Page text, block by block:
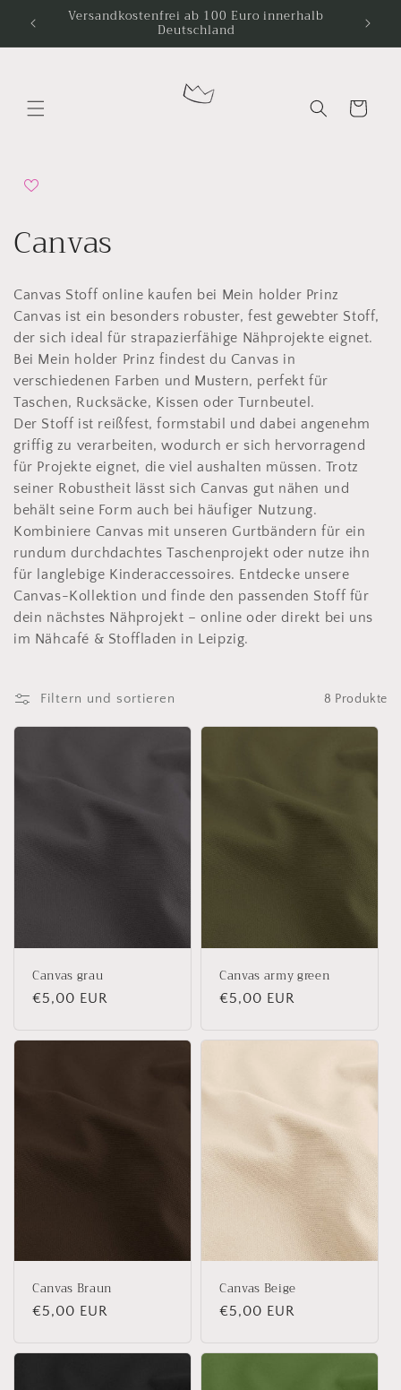
zum
Versandkostenfrei ab 100 Euro innerhalb
Deutschland
Warenkorb
K
a
t
e
g
o
r
i
e
:
Canvas
Canvas Stoff online kaufen bei Mein holder Prinz
Canvas ist ein besonders robuster, fest gewebter Stoff,
der sich ideal für strapazierfähige Nähprojekte eignet.
Bei Mein holder Prinz findest du Canvas in
verschiedenen Farben und Mustern, perfekt für
Taschen, Rucksäcke, Kissen oder Turnbeutel.
Der Stoff ist reißfest, formstabil und dabei angenehm
griffig zu verarbeiten, wodurch er sich hervorragend
für Projekte eignet, die viel aushalten müssen. Trotz
seiner Robustheit lässt sich Canvas gut nähen und
behält seine Form auch bei häufiger Nutzung.
Kombiniere Canvas mit unseren Gurtbändern für ein
rundum durchdachtes Taschenprojekt oder nutze ihn
für langlebige Kinderaccessoires. Entdecke unsere
Canvas-Kollektion und finde den passenden Stoff für
dein nächstes Nähprojekt – online oder direkt bei uns
im Nähcafé & Stoffladen in Leipzig.
Filtern und sortieren 8 Produkte
Canvas grau
Normaler
€5,00 EUR
Canvas army green
Normaler
€5,00 EUR
Canvas Braun
Normaler
€5,00 EUR
Canvas Beige
Normaler
€5,00 EUR